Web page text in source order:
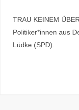
TRAU KEINEM
Politiker*innen aus
Lüdke (SPD).